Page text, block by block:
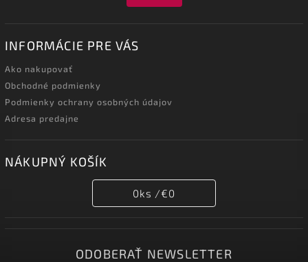
INFORMÁCIE PRE VÁS
Ako nakupovať
Obchodné podmienky
Podmienky ochrany osobných údajov
Adresa predajne
NÁKUPNÝ KOŠÍK
0ks /€0
ODOBERAŤ NEWSLETTER